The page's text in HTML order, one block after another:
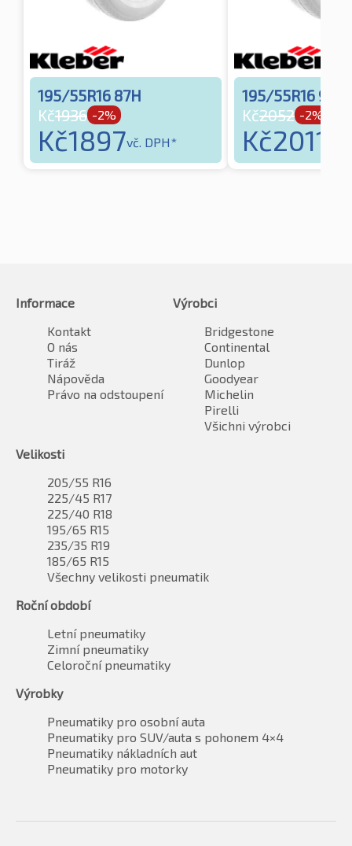
195/55R16 87H
Kč1936 -2%
Kč1897vč. DPH*
195/55R16 91T
Kč2052 -2%
Kč2011
Informace
Kontakt
O nás
Tiráž
Nápověda
Právo na odstoupení
Výrobci
Bridgestone
Continental
Dunlop
Goodyear
Michelin
Pirelli
Všichni výrobci
Velikosti
205/55 R16
225/45 R17
225/40 R18
195/65 R15
235/35 R19
185/65 R15
Všechny velikosti pneumatik
Roční období
Letní pneumatiky
Zimní pneumatiky
Celoroční pneumatiky
Výrobky
Pneumatiky pro osobní auta
Pneumatiky pro SUV/auta s pohonem 4×4
Pneumatiky nákladních aut
Pneumatiky pro motorky